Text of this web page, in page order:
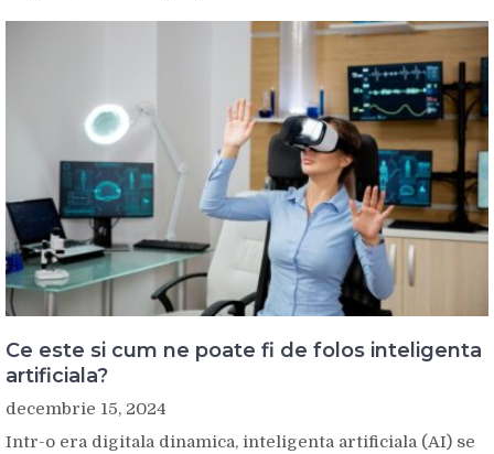
Ce este si cum ne poate fi de folos inteligenta
artificiala?
decembrie 15, 2024
Intr-o era digitala dinamica, inteligenta artificiala (AI) se